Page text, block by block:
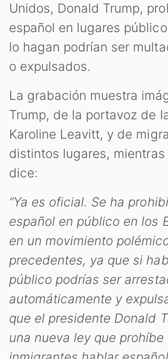
Unidos, Donald Trump,
español en lugares
lo hagan podrían ser
o expulsados.
La grabación muestra
Trump, de la portavoz de
Karoline Leavitt, y de
distintos lugares,
dice:
“Ya es oficial. Se ha
español en público en los
en un movimiento
precedentes, ya que si
público podrías ser
automáticamente y
que el presidente Donald
una nueva ley que prohíbe